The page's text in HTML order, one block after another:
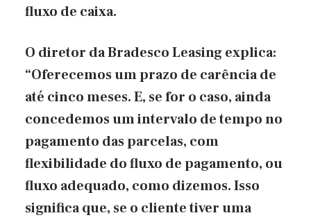
fluxo de caixa.
O diretor da Bradesco Leasing explica:
“Oferecemos um prazo de carência de
até cinco meses. E, se for o caso, ainda
concedemos um intervalo de tempo no
pagamento das parcelas, com
flexibilidade do fluxo de pagamento, ou
fluxo adequado, como dizemos. Isso
significa que, se o cliente tiver uma